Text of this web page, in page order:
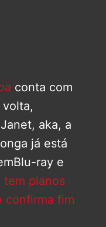
conta com
aka, a
já está
ray e
tem planos
confirma fim